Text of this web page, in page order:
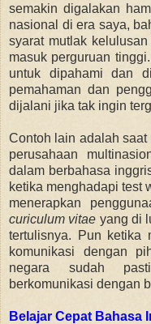
semakin digalakan
nasional di era saya,
syarat mutlak
masuk perguruan
untuk dipahami dan
pemahaman dan
dijalani jika tak ingin
Contoh lain adalah
perusahaan
dalam berbahasa
ketika menghadapi test
menerapkan
curiculum vitae yang di
tertulisnya. Pun ketika
komunikasi dengan
negara sudah
berkomunikasi dengan
Belajar Cepat Bahasa